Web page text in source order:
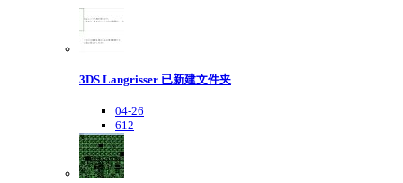
3DS Langrisser 已新建文件夹
04-26
612